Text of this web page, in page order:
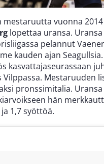
mestaruutta vuonna
lopettaa uransa. Uransa
pelannut
kauden ajan
kasvattajaseurassaan
Vilppassa. Mestaruuden
pronssimitalia. Uransa
hän
1,7 syöttöä.